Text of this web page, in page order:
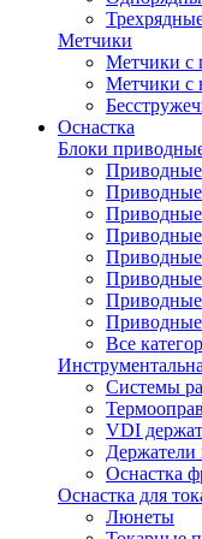
Метчики
Метчики с
Метчики с
Оснастка
Блоки
Приводные
Приводные
Все
Системы
VDI
Держатели
Оснастка
Оснастка для
Люнеты